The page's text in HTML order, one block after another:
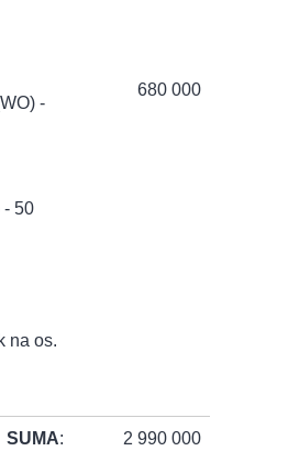
-
- 50
na os.
680 000
SUMA: 2 990 000